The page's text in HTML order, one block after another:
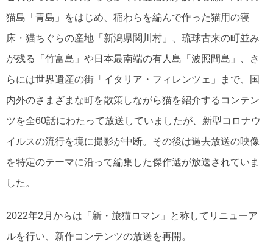
猫島「青島」をはじめ、稲わらを編んで作った猫用の寝
床・猫ちぐらの産地「新潟県関川村」、琉球古来の町並み
が残る「竹富島」や日本最南端の有人島「波照間島」、さ
らには世界遺産の街「イタリア・フィレンツェ」まで、国
内外のさまざまな町を散策しながら猫を紹介するコンテン
ツを全60話にわたって放送していましたが、新型コロナウ
イルスの流行を境に撮影が中断。その後は過去放送の映像
を特定のテーマに沿って編集した傑作選が放送されていま
した。
2022年2月からは「新・旅猫ロマン」と称してリニューア
ルを行い、新作コンテンツの放送を再開。